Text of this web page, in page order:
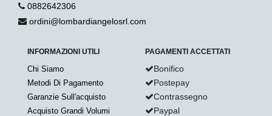
0882642306
ordini@lombardiangelosrl.com
INFORMAZIONI UTILI
Chi Siamo
Metodi Di Pagamento
Garanzie Sull'acquisto
Acquisto Grandi Volumi
PAGAMENTI ACCETTATI
Bonifico
Postepay
Contrassegno
Paypal